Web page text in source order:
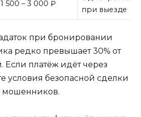
1 500 – 3 000 ₽
при выезде
при бронировании
редко превышает 30% от
Если платёж идёт через
условия безопасной сделки
мошенников.